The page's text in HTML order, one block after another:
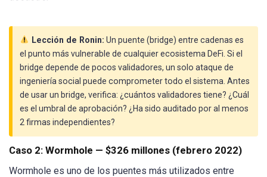
Lección de Ronin: Un puente (bridge) entre cadenas es
el punto más vulnerable de cualquier ecosistema DeFi. Si el
bridge depende de pocos validadores, un solo ataque de
ingeniería social puede comprometer todo el sistema. Antes
de usar un bridge, verifica: ¿cuántos validadores tiene? ¿Cuál
es el umbral de aprobación? ¿Ha sido auditado por al menos
2 firmas independientes?
Caso 2: Wormhole — $326 millones (febrero 2022)
Wormhole es uno de los puentes más utilizados entre